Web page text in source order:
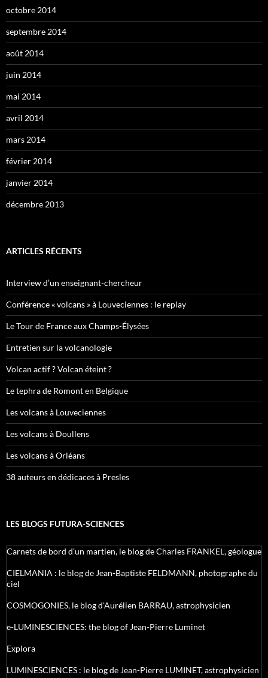
octobre 2014
septembre 2014
août 2014
juin 2014
mai 2014
avril 2014
mars 2014
février 2014
janvier 2014
décembre 2013
ARTICLES RÉCENTS
Interview d’un enseignant-chercheur
Conférence « volcans » à Louveciennes : le replay
Le Tour de France aux Champs-Élysées
Entretien sur la volcanologie
Volcan actif ? Volcan éteint ?
Le tephra de Romont en Belgique
Les volcans à Louveciennes
Les volcans à Doullens
Les volcans à Orléans
38 auteurs en dédicaces à Presles
LES BLOGS FUTURA-SCIENCES
Carnets de bord d’un martien, le blog de Charles FRANKEL, géologue
CIELMANIA : le blog de Jean-Baptiste FELDMANN, photographe du
ciel
COSMOGONIES, le blog d'Aurélien BARRAU, astrophysicien
e-LUMINESCIENCES: the blog of Jean-Pierre Luminet
Explora
LUMINESCIENCES : le blog de Jean-Pierre LUMINET, astrophysicien